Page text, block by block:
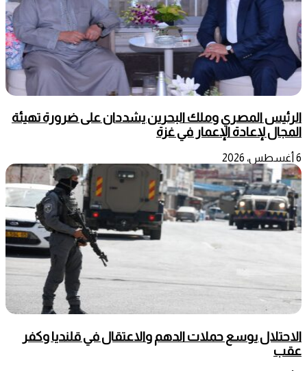
الرئيس المصري وملك البحرين يشددان على ضرورة تهيئة
المجال لإعادة الإعمار في غزة
6 أغسطس، 2026
الاحتلال يوسع حملات الدهم والاعتقال في قلنديا وكفر
عقب